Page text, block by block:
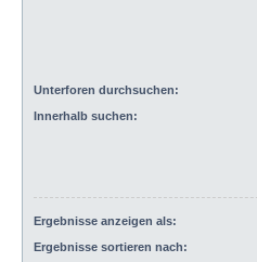
Unterforen durchsuchen:
Innerhalb suchen:
Ergebnisse anzeigen als:
Ergebnisse sortieren nach: